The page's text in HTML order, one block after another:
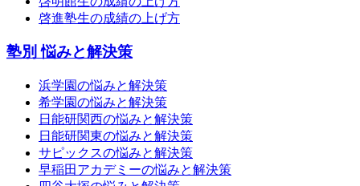
啓進塾生の成績の上げ方
塾別 悩みと解決策
浜学園の悩みと解決策
希学園の悩みと解決策
日能研関西の悩みと解決策
日能研関東の悩みと解決策
サピックスの悩みと解決策
早稲田アカデミーの悩みと解決策